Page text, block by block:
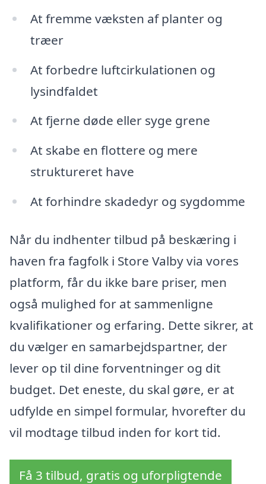
At fremme væksten af planter og
træer
At forbedre luftcirkulationen og
lysindfaldet
At fjerne døde eller syge grene
At skabe en flottere og mere
struktureret have
At forhindre skadedyr og sygdomme
Når du indhenter tilbud på beskæring i
haven fra fagfolk i Store Valby via vores
platform, får du ikke bare priser, men
også mulighed for at sammenligne
kvalifikationer og erfaring. Dette sikrer, at
du vælger en samarbejdspartner, der
lever op til dine forventninger og dit
budget. Det eneste, du skal gøre, er at
udfylde en simpel formular, hvorefter du
vil modtage tilbud inden for kort tid.
Få 3 tilbud, gratis og uforpligtende